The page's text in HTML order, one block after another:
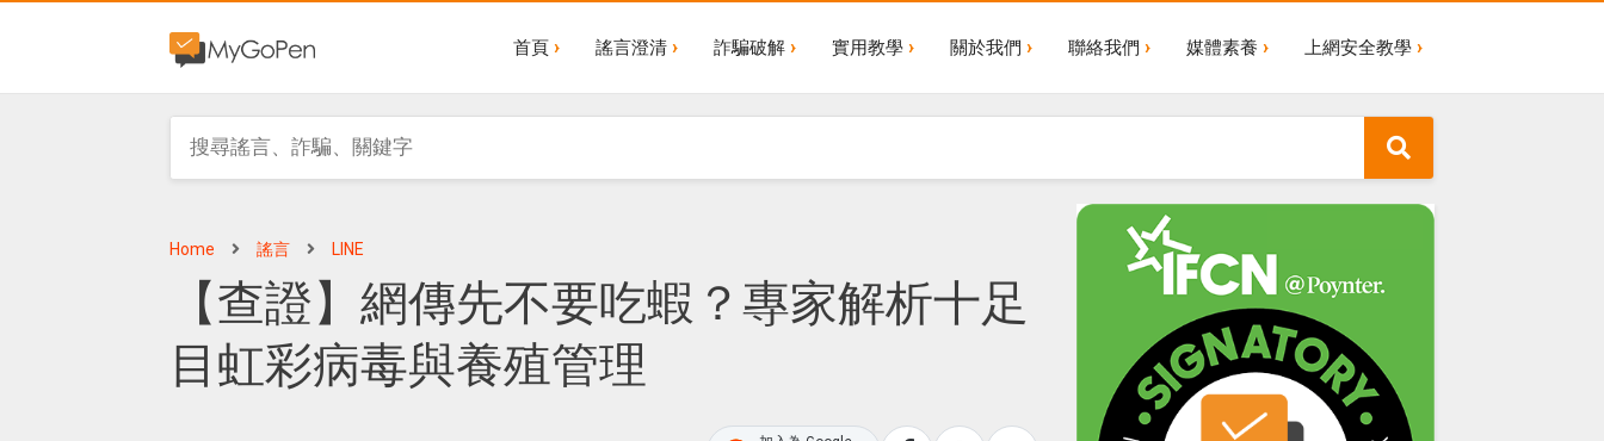
首頁 謠言澄清 詐騙破解 實用教學 關於我們 聯絡我們 媒體素養 上網安全教學
Home 謠言 LINE
【查證】網傳先不要吃蝦？專家解析十足
目虹彩病毒與養殖管理